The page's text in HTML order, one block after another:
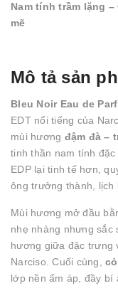
Nam tính trầm lặng
mẽ
Mô tả sản
Bleu Noir Eau de
EDT nổi tiếng của
mùi hương đậm đà –
tinh thần nam tính
EDP lại tinh tế hơn,
ông trưởng thành, lịch
Mùi hương mở đầu
nhẹ nhàng nhưng sắc
hương giữa đặc trưng
Narciso. Cuối cùng,
lớp nền ấm áp, đầy bí